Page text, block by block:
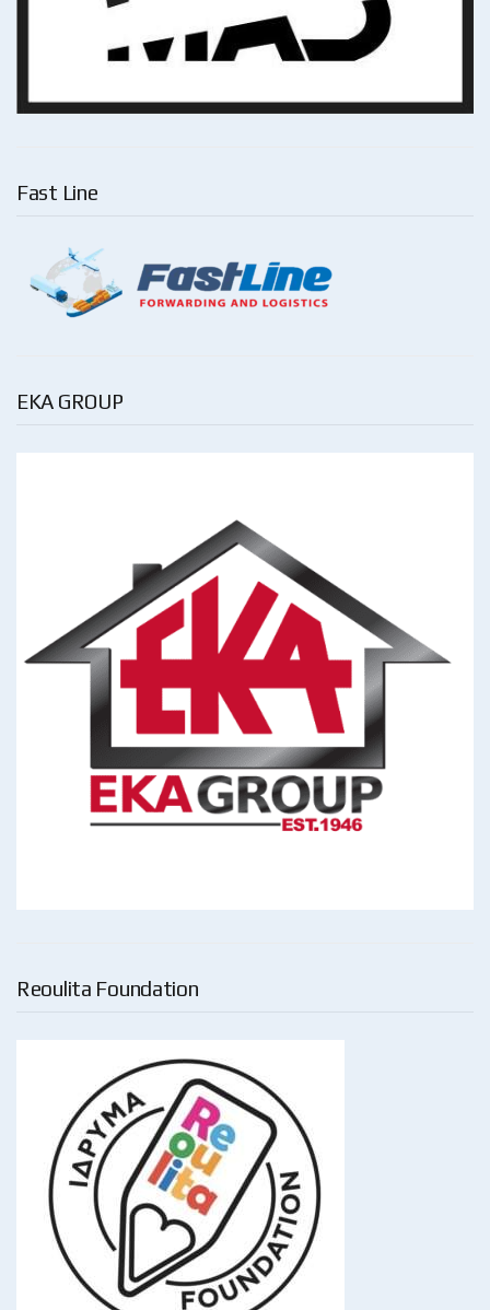
Fast Line
EKA GROUP
Reoulita Foundation